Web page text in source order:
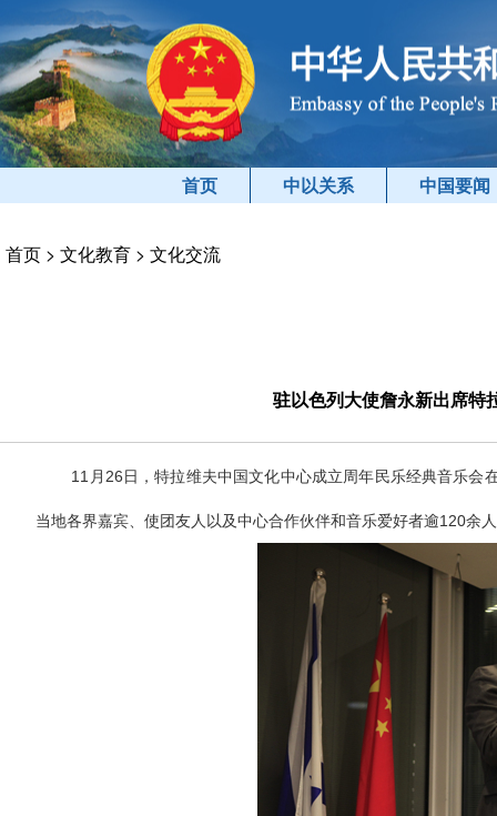
首页 中以关系 中国要闻
首页 > 文化教育 > 文化交流
驻以色列大使詹永新出席特
11 月 26日，特拉维夫中国文化中心成立周年民乐经典音乐
当地各界嘉宾、使团友人以及中心合作伙伴和音乐爱好者逾120余